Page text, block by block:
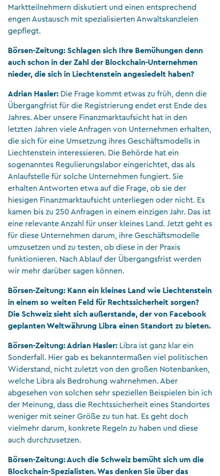
Marktteilnehmern diskutiert und einen entsprechend
engen Austausch mit spezialisierten Anwaltskanzleien
gepflegt.
Börsen-Zeitung: Schlagen sich Ihre Bemühungen denn
auch schon in der Zahl der Blockchain-Unternehmen
nieder, die sich in Liechtenstein angesiedelt haben?
Adrian Hasler: Die Frage kommt etwas zu früh, denn die
Übergangfrist für die Registrierung endet erst Ende des
Jahres. Aber unsere Finanzmarktaufsicht hat in den
letzten Jahren viele Anfragen von Unternehmen erhalten,
die sich für eine Umsetzung ihres Geschäftsmodells in
Liechtenstein interessieren. Die Behörde hat ein
sogenanntes Regulierungslabor eingerichtet, das als
Anlaufstelle für solche Unternehmen fungiert. Sie
erhalten Antworten etwa auf die Frage, ob sie der
hiesigen Finanzmarktaufsicht unterliegen oder nicht. Es
kamen bis zu 250 Anfragen in einem einzigen Jahr. Das ist
eine relevante Anzahl für unser kleines Land. Jetzt geht es
für diese Unternehmen darum, ihre Geschäftsmodelle
umzusetzen und zu testen, ob diese in der Praxis
funktionieren. Nach Ablauf der Übergangsfrist werden
wir mehr darüber sagen können.
Börsen-Zeitung: Kann ein kleines Land wie Liechtenstein
in einem so weiten Feld für Rechtssicherheit sorgen?
Die Schweiz sieht sich außerstande, der von Facebook
geplanten Weltwährung Libra einen Standort zu bieten.
Börsen-Zeitung: Adrian Hasler: Libra ist ganz klar ein
Sonderfall. Hier gab es bekanntermaßen viel politischen
Widerstand, nicht zuletzt von den großen Notenbanken,
welche Libra als Bedrohung wahrnehmen. Aber
abgesehen von solchen sehr speziellen Beispielen bin ich
der Meinung, dass die Rechtssicherheit eines Standortes
weniger mit seiner Größe zu tun hat. Es geht doch
vielmehr darum, konkrete Regeln zu haben und diese
auch durchzusetzen.
Börsen-Zeitung: Auch die Schweiz bemüht sich um die
Blockchain-Spezialisten. Was denken Sie über das